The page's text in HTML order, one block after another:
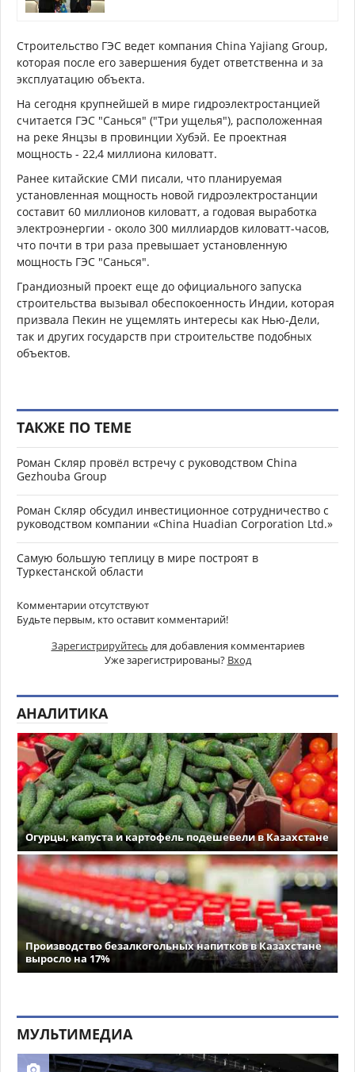
Строительство ГЭС ведет компания China Yajiang Group,
которая после его завершения будет ответственна и за
эксплуатацию объекта.
На сегодня крупнейшей в мире гидроэлектростанцией
считается ГЭС "Санься" ("Три ущелья"), расположенная
на реке Янцзы в провинции Хубэй. Ее проектная
мощность - 22,4 миллиона киловатт.
Ранее китайские СМИ писали, что планируемая
установленная мощность новой гидроэлектростанции
составит 60 миллионов киловатт, а годовая выработка
электроэнергии - около 300 миллиардов киловатт-часов,
что почти в три раза превышает установленную
мощность ГЭС "Санься".
Грандиозный проект еще до официального запуска
строительства вызывал обеспокоенность Индии, которая
призвала Пекин не ущемлять интересы как Нью-Дели,
так и других государств при строительстве подобных
объектов.
ТАКЖЕ ПО ТЕМЕ
Роман Скляр провёл встречу с руководством China
Gezhouba Group
Роман Скляр обсудил инвестиционное сотрудничество с
руководством компании «China Huadian Corporation Ltd.»
Самую большую теплицу в мире построят в
Туркестанской области
Комментарии отсутствуют
Будьте первым, кто оставит комментарий!
Зарегистрируйтесь для добавления комментариев
Уже зарегистрированы? Вход
АНАЛИТИКА
Огурцы, капуста и картофель подешевели в Казахстане
Производство безалкогольных напитков в Казахстане
выросло на 17%
МУЛЬТИМЕДИА